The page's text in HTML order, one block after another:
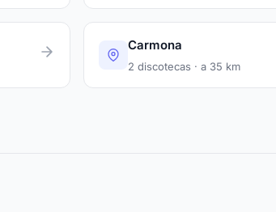
Carmona
2 discotecas · a 35 km